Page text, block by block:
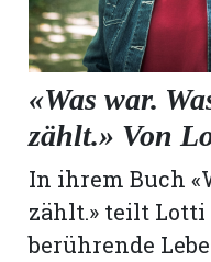
«Was war.
zählt.» Von
In ihrem Buch
zählt.» teilt
berührende